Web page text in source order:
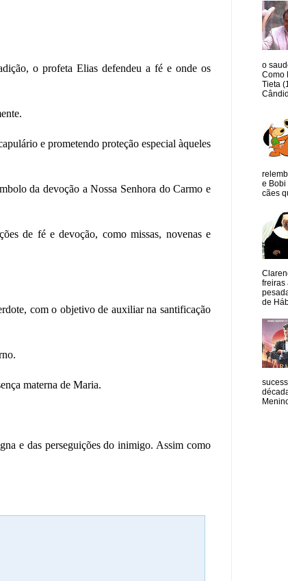
o profeta Elias defendeu a fé e onde os
e prometendo proteção especial àqueles
da devoção a Nossa Senhora do Carmo e
de fé e devoção, como missas, novenas e
com o objetivo de auxiliar na santificação
materna de Maria.
e das perseguições do inimigo. Assim como
o
Como
Tieta
e Bobi
cães
freiras
de